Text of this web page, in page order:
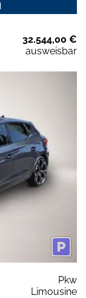
32.544,00 €
ausweisbar
Pkw
Limousine